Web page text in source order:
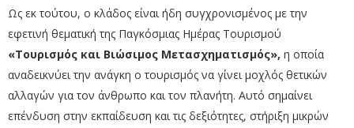
Ως εκ τούτου, ο κλάδος είναι ήδη συγχρονισμένος με την
εφετινή θεματική της Παγκόσμιας Ημέρας Τουρισμού
«Τουρισμός και Βιώσιμος Μετασχηματισμός», η οποία
αναδεικνύει την ανάγκη ο τουρισμός να γίνει μοχλός θετικών
αλλαγών για τον άνθρωπο και τον πλανήτη. Αυτό σημαίνει
επένδυση στην εκπαίδευση και τις δεξιότητες, στήριξη μικρών